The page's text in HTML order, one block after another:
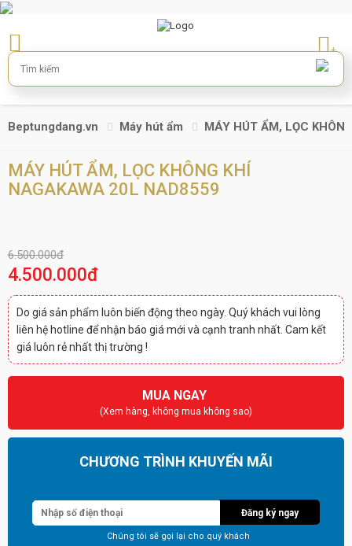
+
Beptungdang.vn Máy hút ẩm MÁY HÚT ẨM, LỌC
MÁY HÚT ẨM, LỌC KHÔNG KHÍ
NAGAKAWA 20L NAD8559
6.500.000đ
4.500.000đ
Do giá sản phẩm luôn biến động theo ngày. Quý khách vui lòng
liên hệ hotline để nhận báo giá mới và cạnh tranh nhất. Cam kết
giá luôn rẻ nhất thị trường !
MUA NGAY
(Xem hàng, không mua không sao)
CHƯƠNG TRÌNH KHUYẾN MÃI
Đăng ký ngay
Chúng tôi sẽ gọi lại cho quý khách